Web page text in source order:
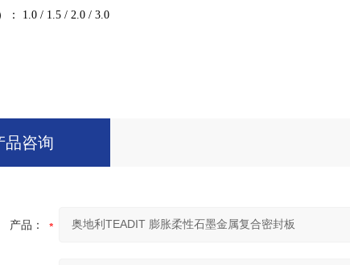
： 1.0 / 1.5 / 2.0 / 3.0
品咨询
产品：